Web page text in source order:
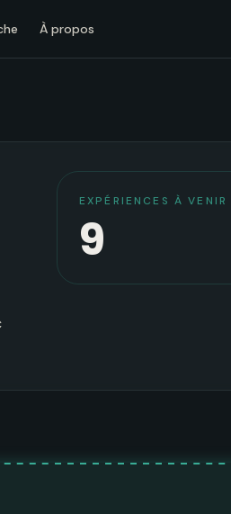
À propos
EXPÉRIENCES À VENIR
9